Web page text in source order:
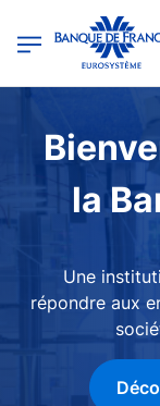
Banque de France
la
Une
répondre aux